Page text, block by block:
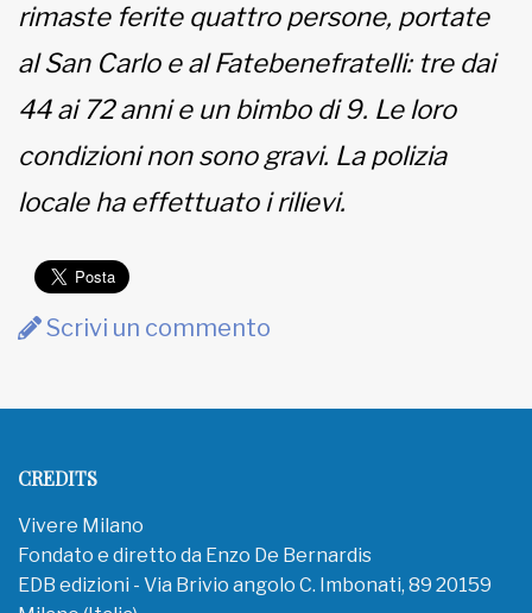
rimaste ferite quattro persone, portate
al San Carlo e al Fatebenefratelli: tre dai
44 ai 72 anni e un bimbo di 9. Le loro
condizioni non sono gravi. La polizia
locale ha effettuato i rilievi.
Scrivi un commento
CREDITS
Vivere Milano
Fondato e diretto da Enzo De Bernardis
EDB edizioni - Via Brivio angolo C. Imbonati, 89 20159